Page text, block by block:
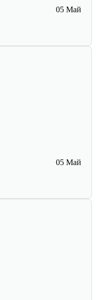
05 Май
05 Май